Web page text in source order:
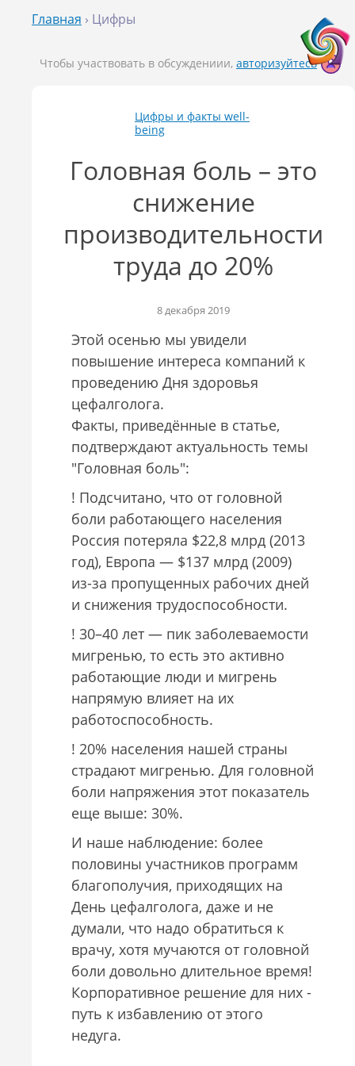
Главная › Цифры
Чтобы участвовать в обсуждениии, авторизуйтесь
Цифры и факты well-
being
Головная боль – это
снижение
производительности
труда до 20%
8 декабря 2019
Этой осенью мы увидели
повышение интереса компаний к
проведению Дня здоровья
цефалголога.
Факты, приведённые в статье,
подтверждают актуальность темы
"Головная боль":
! Подсчитано, что от головной
боли работающего населения
Россия потеряла $22,8 млрд (2013
год), Европа — $137 млрд (2009)
из-за пропущенных рабочих дней
и снижения трудоспособности.
! 30–40 лет — пик заболеваемости
мигренью, то есть это активно
работающие люди и мигрень
напрямую влияет на их
работоспособность.
! 20% населения нашей страны
страдают мигренью. Для головной
боли напряжения этот показатель
еще выше: 30%.
И наше наблюдение: более
половины участников программ
благополучия, приходящих на
День цефалголога, даже и не
думали, что надо обратиться к
врачу, хотя мучаются от головной
боли довольно длительное время!
Корпоративное решение для них -
путь к избавлению от этого
недуга.